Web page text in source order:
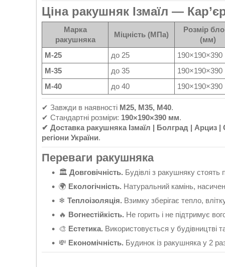
Ціна ракушняк Ізмаїл —
Марка
ракушняка
Міцність (МПа)
Розмір
(мм)
М-25
до 25
190×190×390
М-35
до 35
190×190×390
М-40
до 40 190×190×390
✔ Завжди в наявності М25, М35, М40.
✔ Стандартні розміри: 190×190×390 мм.
✔ Доставка ракушняка Ізмаїл | Болград | Арциз |
регіони України.
Переваги ракушняка
🏛 Довговічність. Будівлі з ракушняку стоять
🌍 Екологічність. Натуральний камінь,
❄ Теплоізоляція. Взимку зберігає тепло,
🔥 Вогнестійкість. Не горить і не підтримує
🎨 Естетика. Використовується у будівництві
💸 Економічність. Будинок із ракушняка у 2